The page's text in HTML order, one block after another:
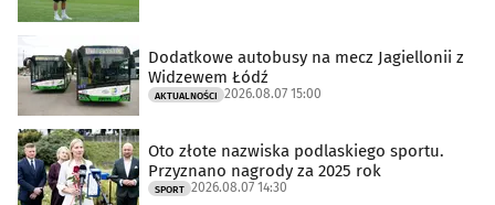
Dodatkowe autobusy na mecz Jagiellonii z
Widzewem Łódź
AKTUALNOŚCI 2026.08.07 15:00
Oto złote nazwiska podlaskiego sportu.
Przyznano nagrody za 2025 rok
SPORT 2026.08.07 14:30